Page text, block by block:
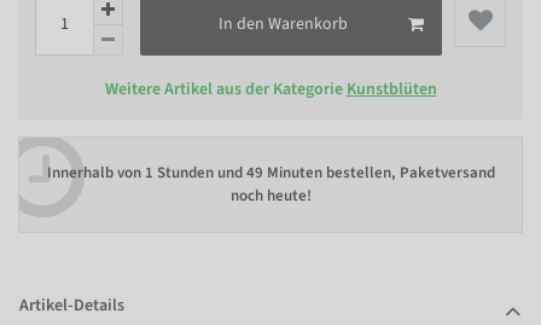
In den Warenkorb
Weitere Artikel aus der Kategorie Kunstblüten
Innerhalb von 1 Stunden und 49 Minuten bestellen, Paketversand
noch heute!
Artikel-Details